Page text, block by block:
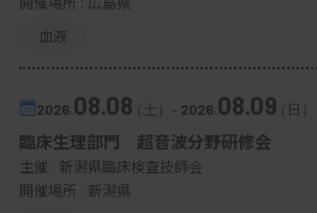
血液
2026. 08.08（土） - 2026. 08.09（日）
臨床生理部門 超音波分野研修会
主催 : 新潟県臨床検査技師会
開催場所 : 新潟県